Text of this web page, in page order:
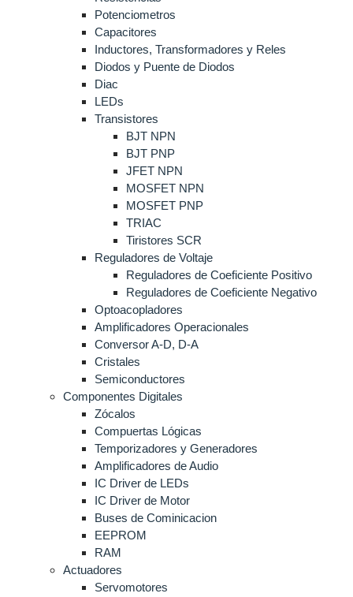
Potenciometros
Capacitores
Inductores, Transformadores y Reles
Diodos y Puente de Diodos
Diac
LEDs
Transistores
BJT NPN
BJT PNP
JFET NPN
MOSFET NPN
MOSFET PNP
TRIAC
Tiristores SCR
Reguladores de Voltaje
Reguladores de Coeficiente Positivo
Reguladores de Coeficiente Negativo
Optoacopladores
Amplificadores Operacionales
Conversor A-D, D-A
Cristales
Semiconductores
Componentes Digitales
Zócalos
Compuertas Lógicas
Temporizadores y Generadores
Amplificadores de Audio
IC Driver de LEDs
IC Driver de Motor
Buses de Cominicacion
EEPROM
RAM
Actuadores
Servomotores